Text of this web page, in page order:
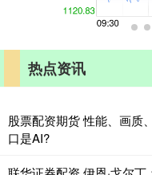
热点资讯
股票配资期货 性能、画质
口是AI?